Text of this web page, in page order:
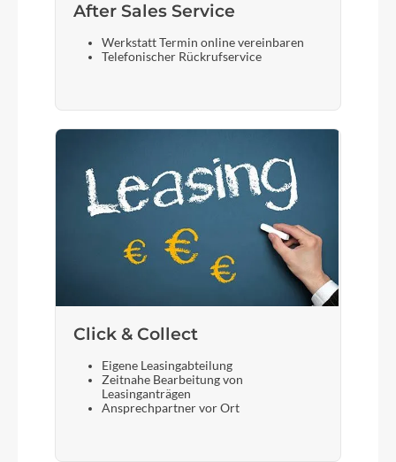
After Sales Service
Werkstatt Termin online vereinbaren
Telefonischer Rückrufservice
Click & Collect
Eigene Leasingabteilung
Zeitnahe Bearbeitung von
Leasinganträgen
Ansprechpartner vor Ort